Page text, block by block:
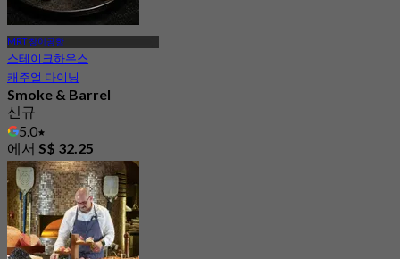
MRT 창이공항
스테이크하우스
캐주얼 다이닝
Smoke & Barrel
신규
5.0
에서 S$ 32.25